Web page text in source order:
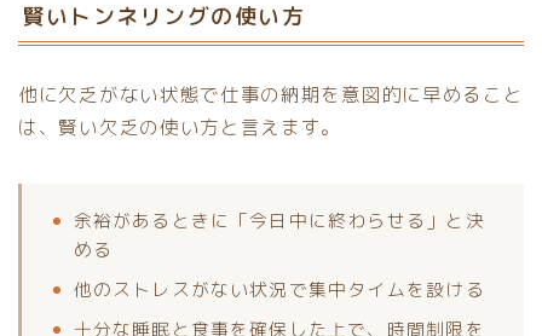
賢いトンネリングの使い方
他に欠乏がない状態で仕事の納期を意図的に早めること
は、賢い欠乏の使い方と言えます。
余裕があるときに「今日中に終わらせる」と決
める
他のストレスがない状況で集中タイムを設ける
十分な睡眠と食事を確保した上で、時間制限を